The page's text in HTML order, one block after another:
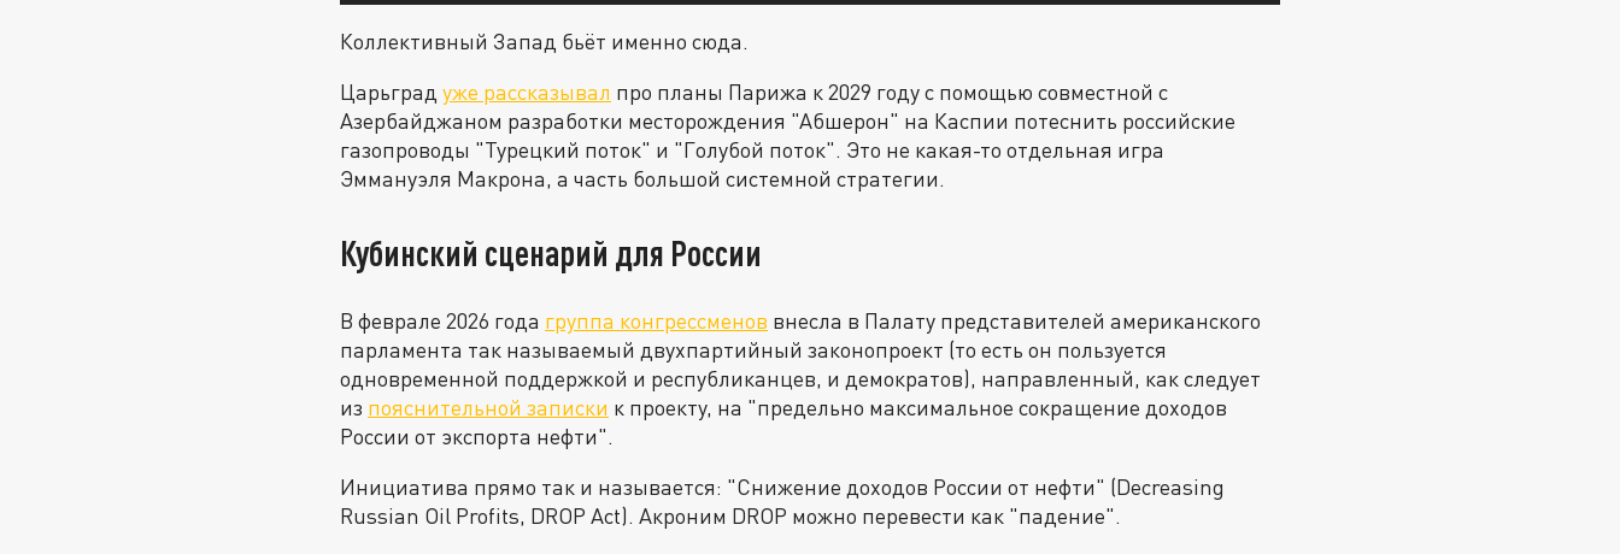
Коллективный Запад бьёт именно сюда.
Царьград уже рассказывал про планы Парижа к 2029 году с помощью совместной с
Азербайджаном разработки месторождения "Абшерон" на Каспии потеснить российские
газопроводы "Турецкий поток" и "Голубой поток". Это не какая-то отдельная игра
Эммануэля Макрона, а часть большой системной стратегии.
Кубинский сценарий для России
В феврале 2026 года группа конгрессменов внесла в Палату представителей американского
парламента так называемый двухпартийный законопроект (то есть он пользуется
одновременной поддержкой и республиканцев, и демократов), направленный, как следует
из пояснительной записки к проекту, на "предельно максимальное сокращение доходов
России от экспорта нефти".
Инициатива прямо так и называется: "Снижение доходов России от нефти" (Decreasing
Russian Oil Profits, DROP Act). Акроним DROP можно перевести как "падение".